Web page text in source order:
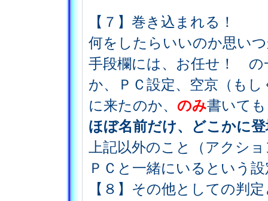
【７】巻き込まれる！
何をしたらいいのか思い
手段欄には、お任せ！ の
か、ＰＣ設定、空京（も
に来たのか、 のみ書いて
ほぼ名前だけ、どこかに
上記以外のこと（アクシ
ＰＣと一緒にいるという
【８】その他としての判